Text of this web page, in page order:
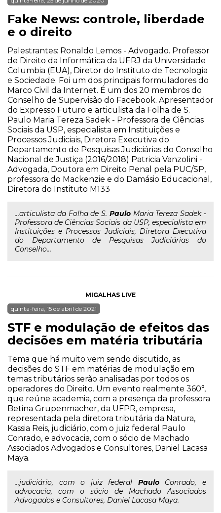
Fake News: controle, liberdade
e o direito
Palestrantes: Ronaldo Lemos - Advogado. Professor
de Direito da Informática da UERJ da Universidade
Columbia (EUA), Diretor do Instituto de Tecnologia
e Sociedade. Foi um dos principais formuladores do
Marco Civil da Internet. É um dos 20 membros do
Conselho de Supervisão do Facebook. Apresentador
do Expresso Futuro e articulista da Folha de S.
Paulo Maria Tereza Sadek - Professora de Ciências
Sociais da USP, especialista em Instituições e
Processos Judiciais, Diretora Executiva do
Departamento de Pesquisas Judiciárias do Conselho
Nacional de Justiça (2016/2018) Patricia Vanzolini -
Advogada, Doutora em Direito Penal pela PUC/SP,
professora do Mackenzie e do Damásio Educacional,
Diretora do Instituto M133
...articulista da Folha de S. PauloMaria Tereza Sadek -
Professora de Ciências Sociais da USP, especialista em
Instituições e Processos Judiciais, Diretora Executiva
do Departamento de Pesquisas Judiciárias do
Conselho...
MIGALHAS LIVE
quinta-feira, 15 de abril de 2021
STF e modulação de efeitos das
decisões em matéria tributária
Tema que há muito vem sendo discutido, as
decisões do STF em matérias de modulação em
temas tributários serão analisadas por todos os
operadores do Direito. Um evento realmente 360°,
que reúne academia, com a presença da professora
Betina Grupenmacher, da UFPR, empresa,
representada pela diretora tributária da Natura,
Kassia Reis, judiciário, com o juiz federal Paulo
Conrado, e advocacia, com o sócio de Machado
Associados Advogados e Consultores, Daniel Lacasa
Maya.
...judiciário, com o juiz federal PauloConrado, e
advocacia, com o sócio de Machado Associados
Advogados e Consultores, Daniel Lacasa Maya.